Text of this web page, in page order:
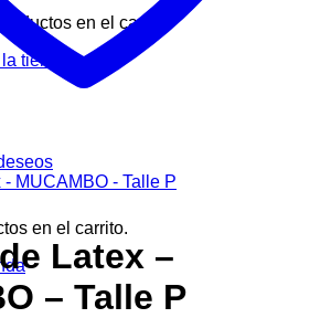
en el carrito.
tienda
en el carrito.
Latex –
– Talle P